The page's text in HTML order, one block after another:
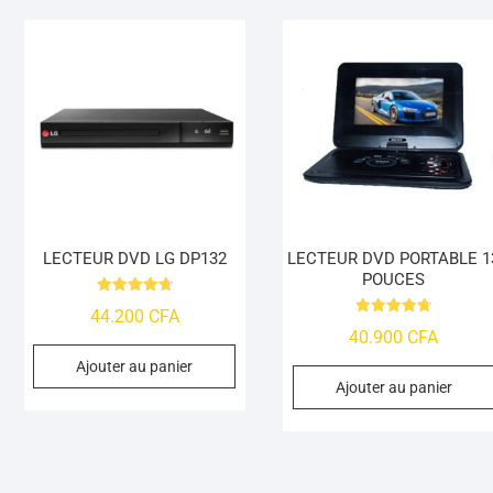
LECTEUR DVD LG DP132
4.78
44.200 CFA
Ajouter au panier
LECTEUR DVD PORTABLE
POUCES
4.74
40.900 CFA
Ajouter au panier